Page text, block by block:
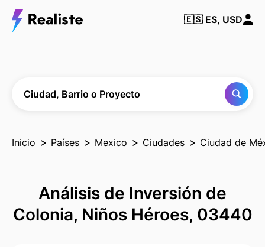
Encuentra
cualquier
🇪🇸 ES, USD
Ciudad, Barrio o Proyecto
Inicio Países Mexico Ciudades Ciudad de
Análisis de Inversión de
Colonia, Niños Héroes, 03440